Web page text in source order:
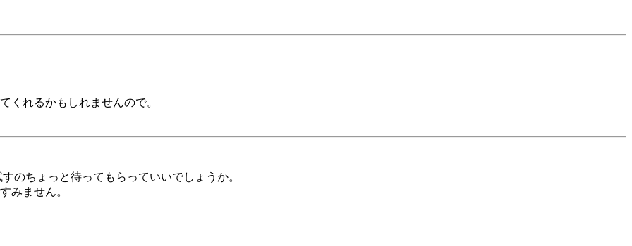
くれるかもしれませんので。
のちょっと待ってもらっていいでしょうか。
みません。